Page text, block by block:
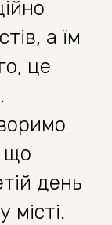
а їм
це
що
день
місті.